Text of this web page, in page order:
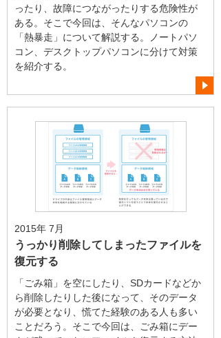
ったり、故障につながったりする危険性が
ある。そこで今回は、そんなパソコンの
「熱暴走」について解説する。ノートパソ
コン、デスクトップパソコンに分けて対策
を紹介する。
2015年 7月
うっかり削除してしまったファイルを
復元する
「ごみ箱」を空にしたり、SDカードなどか
ら削除したりした後になって、そのデータ
が必要となり、慌てた経験のある人も多い
ことだろう。そこで今回は、ごみ箱にデー